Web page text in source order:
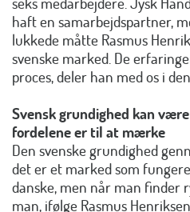
haft en samarbejdspartner,
lukkede måtte Rasmus
svenske marked. De
proces, deler han med os i
Svensk grundighed kan
fordelene er til at mærke
Den svenske grundighed
det er et marked som
danske, men når man finder
man, ifølge Rasmus